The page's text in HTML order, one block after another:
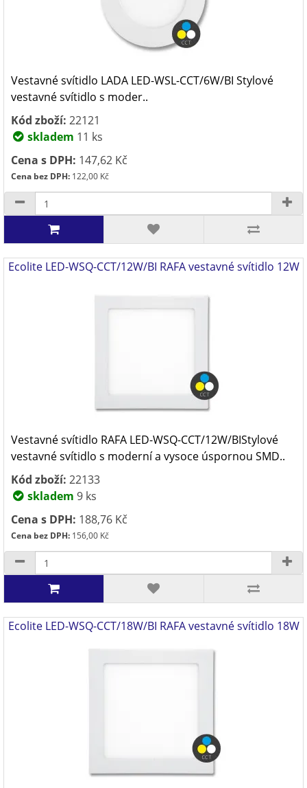
Vestavné svítidlo LADA LED-WSL-CCT/6W/BI Stylové
vestavné svítidlo s moder..
Kód zboží: 22121
skladem 11 ks
Cena s DPH: 147,62 Kč
Cena bez DPH: 122,00 Kč
Ecolite LED-WSQ-CCT/12W/BI RAFA vestavné svítidlo 12W
Vestavné svítidlo RAFA LED-WSQ-CCT/12W/BIStylové
vestavné svítidlo s moderní a vysoce úspornou SMD..
Kód zboží: 22133
skladem 9 ks
Cena s DPH: 188,76 Kč
Cena bez DPH: 156,00 Kč
Ecolite LED-WSQ-CCT/18W/BI RAFA vestavné svítidlo 18W